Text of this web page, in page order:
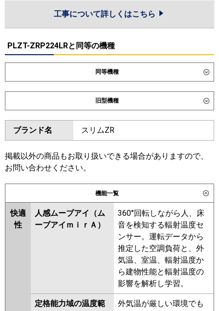
工事について詳しくはこちら
PLZT-ZRP224LRと同等の機種
同等機種
ダイキン SSRG224DM SSRG224DNM
東芝 GWXC22413MUB GWXC22413XU
三菱電機 PLZT-ZRMP224LF6
ZRMP224L6
日立 RCID-GP224RGHG5
三菱重工
FDTWZ2246HT6S-rak
FDTWZ2246HT6S
パナソニック PA-P224L7GTC PA-P224L7GTNC
旧型機種
ダイキン SSRG224CNM SSRG224CM
東芝 RWXC22433MUB RWXC22433MU
RWXC22433XU RWXC22433X
RWXC22433M
三菱電機 PLZT-ZRMP224L5 PLZT-
ZRMP224LF5
ZRMP224LF3 PLZT-ZRMP224L3
PLZT-ZRMP224LF2
PLZT-
ZRMP224L2
PLZT-ZRMP224LFZ
PLZT-ZRMP224LZ PLZT-
ZRP224LFY PLZT-ZRP224LY
PLZT-ZRP224LFV PLZT-
ZRP224LV PLZT-ZRP224LFR
RCID-GP224RGHG4 RCID-
ブランド名 スリムZR
掲載以外の商品もお取り扱いできる場合がありますので、
お問い合わせください。
機能一覧
快適
性
人感ムーブアイ（ム
ーブアイｍｉｒＡ）
360°回転しながら人、床
音を検知する輻射温度セ
ンサー。運転データから
推定した空調負荷と、外
気温、室温、輻射温度か
ら建物性能と輻射温度の
影響を解析し学習。
定格能力域の温度範
外気温が厳しい環境でも